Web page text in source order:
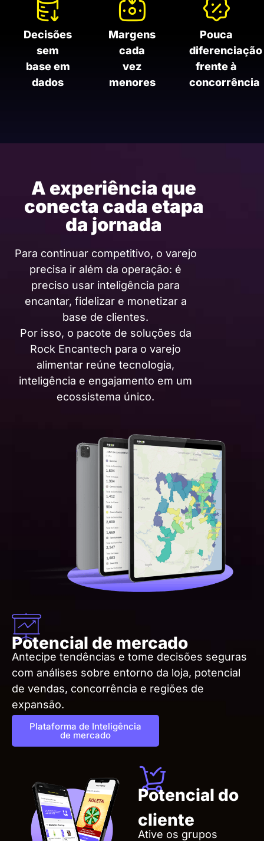
Decisões
sem
base em
dados
Margens
cada
vez
menores
Pouca
diferenciação
frente à
concorrência
A experiência que
conecta cada etapa
da jornada
Para continuar competitivo, o varejo
precisa ir além da operação: é
preciso usar inteligência para
encantar, fidelizar e monetizar a
base de clientes.
Por isso, o pacote de soluções da
Rock Encantech para o varejo
alimentar reúne tecnologia,
inteligência e engajamento em um
ecossistema único.
Potencial de mercado
Antecipe tendências e tome decisões seguras
com análises sobre entorno da loja, potencial
de vendas, concorrência e regiões de
expansão.
Plataforma de Inteligência
de mercado​
Potencial do
cliente
Ative os grupos